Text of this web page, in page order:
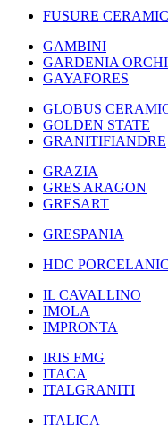
FUSURE CERAMIC
GAMBINI
GARDENIA
GAYAFORES
GLOBUS
GOLDEN STATE
GRANITIFIANDRE
GRAZIA
GRES ARAGON
GRESART
GRESPANIA
HDC
IL CAVALLINO
IMOLA
IMPRONTA
IRIS FMG
ITACA
ITALGRANITI
ITALICA